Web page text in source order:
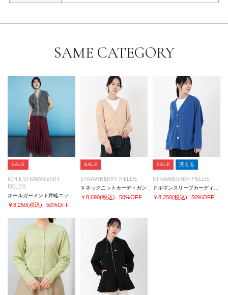
サンブルで。
ンサンブルスタイルが完成します。
ージョンシーンにも馴染みます。
※照明の関係により、実際よりも色味が違って見える場合、
また、パソコンやスマートフォンなどの環境により、若干製品と画像のカラ
ーが異なる場合もございます。
予めご了承ください。
※同じカラー名でも商品により色が異なりますので、予めご了承ください。
SAME CATEGORY
SALE
ICHIE STRAWBERRY-
FIELDS
￥8,250(税込) 50%OFF
SALE
STRAWBERRY-FIELDS
Ｖネックニットカーディガン
￥8,690(税込) 50%OFF
SALE 洗える
STRAWBERRY-FIELDS
￥8,250(税込) 50%OFF